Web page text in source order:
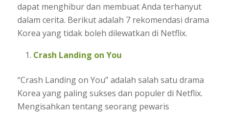
dapat menghibur dan membuat Anda terhanyut
dalam cerita. Berikut adalah 7 rekomendasi drama
Korea yang tidak boleh dilewatkan di Netflix.
Crash Landing on You
“Crash Landing on You” adalah salah satu drama
Korea yang paling sukses dan populer di Netflix.
Mengisahkan tentang seorang pewaris